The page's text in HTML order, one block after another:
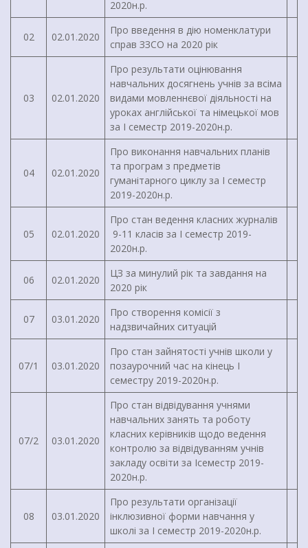
2020н.р.
02 02.01.2020
Про введення в дію номенклатури
справ ЗЗСО на 2020 рік
03 02.01.2020
Про результати оцінювання
навчальних досягнень учнів за всіма
видами мовленнєвої діяльності на
уроках англійської та німецької мов
за І семестр 2019-2020н.р.
04 02.01.2020
Про виконання навчальних планів
та програм з предметів
гуманітарного циклу за І семестр
2019-2020н.р.
05 02.01.2020
Про стан ведення класних журналів
9-11 класів за І семестр 2019-
2020н.р.
06 02.01.2020
ЦЗ за минулий рік та завдання на
2020 рік
07 03.01.2020
Про створення комісії з
надзвичайних ситуацій
07/1 03.01.2020
Про стан зайнятості учнів школи у
позаурочний час на кінець I
семестру 2019-2020н.р.
07/2 03.01.2020
Про стан відвідування учнями
навчальних занять та роботу
класних керівників щодо ведення
контролю за відвідуванням учнів
закладу освіти за Iсеместр 2019-
2020н.р.
08 03.01.2020
Про результати організації
інклюзивної форми навчання у
школі за І семестр 2019-2020н.р.